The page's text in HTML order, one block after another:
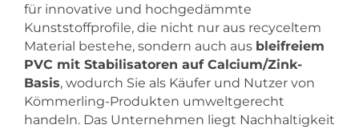
für innovative und hochgedämmte
Kunststoffprofile, die nicht nur aus recyceltem
Material bestehe, sondern auch aus bleifreiem
PVC mit Stabilisatoren auf Calcium/Zink-
Basis, wodurch Sie als Käufer und Nutzer von
Kömmerling-Produkten umweltgerecht
handeln. Das Unternehmen liegt Nachhaltigkeit